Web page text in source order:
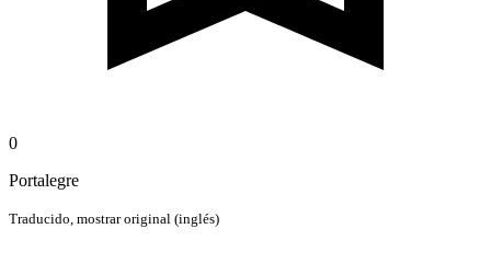
0
Portalegre
Traducido, mostrar original (inglés)